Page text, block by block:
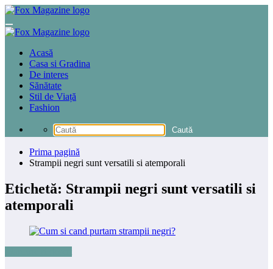
Sari
conținut
Acasă
Casa si Gradina
De interes
Sănătate
Stil de Viață
Fashion
Prima pagină
Strampii negri sunt versatili si atemporali
Etichetă: Strampii negri sunt versatili si
atemporali